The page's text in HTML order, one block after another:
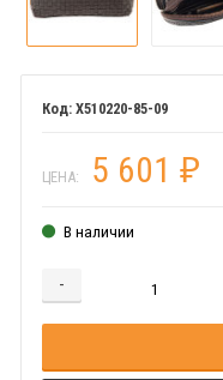
X510220-85-09
ЦЕНА: 5 601 ₽
В наличии
-